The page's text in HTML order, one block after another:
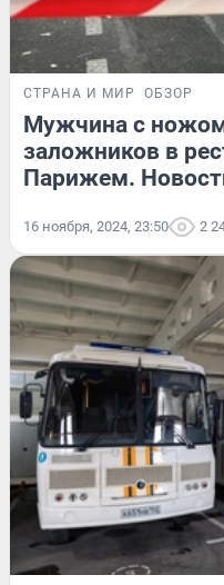
СТРАНА И МИР ОБЗОР
Мужчина с
заложников в
Парижем.
16 ноября, 2024, 23:50 2